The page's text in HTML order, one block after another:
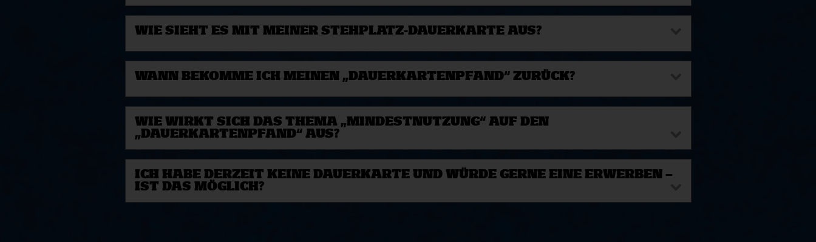
WIE SIEHT ES MIT MEINER STEHPLATZ-DAUERKARTE AUS?
WANN BEKOMME ICH MEINEN „DAUERKARTENPFAND“ ZURÜCK?
WIE WIRKT SICH DAS THEMA „MINDESTNUTZUNG“ AUF DEN
„DAUERKARTENPFAND“ AUS?
ICH HABE DERZEIT KEINE DAUERKARTE UND WÜRDE GERNE EINE ERWERBEN –
IST DAS MÖGLICH?